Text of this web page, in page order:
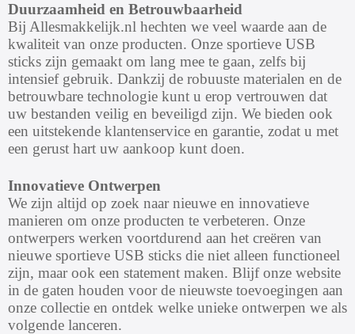
Duurzaamheid en Betrouwbaarheid
Bij Allesmakkelijk.nl hechten we veel waarde aan de
kwaliteit van onze producten. Onze sportieve USB
sticks zijn gemaakt om lang mee te gaan, zelfs bij
intensief gebruik. Dankzij de robuuste materialen en de
betrouwbare technologie kunt u erop vertrouwen dat
uw bestanden veilig en beveiligd zijn. We bieden ook
een uitstekende klantenservice en garantie, zodat u met
een gerust hart uw aankoop kunt doen.
Innovatieve Ontwerpen
We zijn altijd op zoek naar nieuwe en innovatieve
manieren om onze producten te verbeteren. Onze
ontwerpers werken voortdurend aan het creëren van
nieuwe sportieve USB sticks die niet alleen functioneel
zijn, maar ook een statement maken. Blijf onze website
in de gaten houden voor de nieuwste toevoegingen aan
onze collectie en ontdek welke unieke ontwerpen we als
volgende lanceren.